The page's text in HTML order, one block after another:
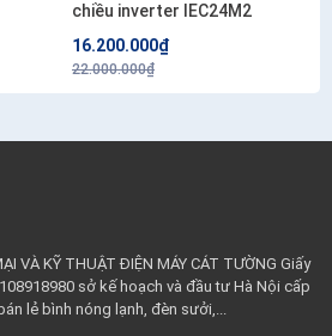
chiều inverter IEC24M2
16.200.000₫
22.000.000₫
VÀ KỸ THUẬT ĐIỆN MÁY CÁT TƯỜNG Giấy
sở kế hoạch và đầu tư Hà Nội cấp
lẻ bình nóng lạnh, đèn sưởi,...